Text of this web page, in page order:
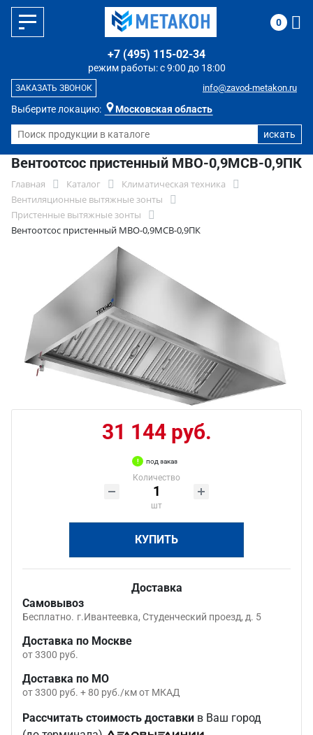
Выберите локацию: Московская область
режим работы: с 9:00 до 18:00
+7 (495) 115-02-34
info@zavod-metakon.ru
ЗАКАЗАТЬ ЗВОНОК
0
Вентоотсос пристенный МВО-0,9МСВ-0,9ПК
Главная Каталог
Климатическая техника
Вентиляционные вытяжные зонты
Пристенные вытяжные зонты
Вентоотсос пристенный МВО-0,9МСВ-0,9ПК
31 144 руб.
под заказ
Количество
шт
КУПИТЬ
Доставка
Самовывоз
Бесплатно. г.Ивантеевка, Студенческий проезд, д. 5
Доставка по Москве
от 3300 руб.
Доставка по МО
от 3300 руб. + 80 руб./км от МКАД
Рассчитать стоимость доставки в Ваш город